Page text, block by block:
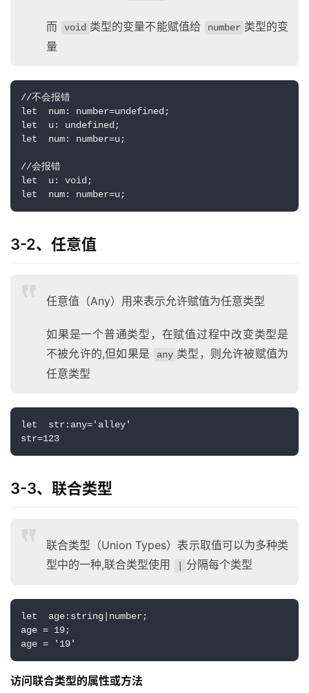
而 void 类型的变量不能赋值给 number 类型的变
量
//不会报错
let  num: number=undefined;
let  u: undefined;
let  num: number=u;
//会报错
let  u: void;
let  num: number=u;
3-2、任意值
任意值（Any）用来表示允许赋值为任意类型
如果是一个普通类型，在赋值过程中改变类型是
不被允许的,但如果是
any 类型，则允许被赋值为
任意类型
let  str:any='alley'
str=123
3-3、联合类型
联合类型（Union Types）表示取值可以为多种类
型中的一种,联合类型使用
分隔每个类型
let  age:string|number;
age = 19;
age = '19'
访问联合类型的属性或方法